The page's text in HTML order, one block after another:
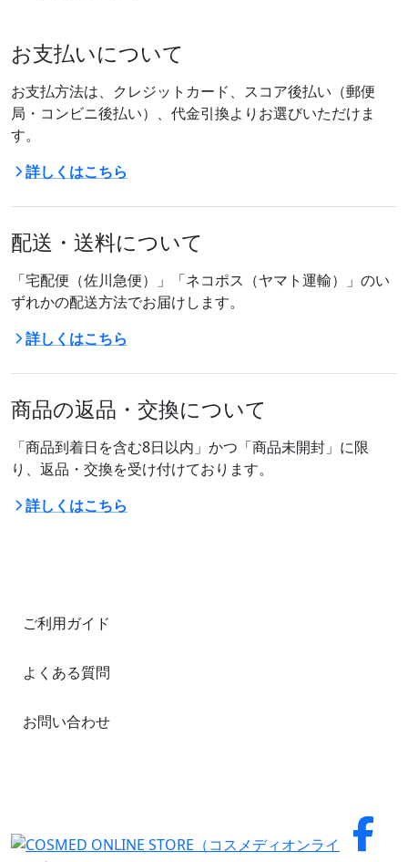
お支払いについて
お支払方法は、クレジットカード、スコア後払い（郵便
局・コンビニ後払い）、代金引換よりお選びいただけま
す。
詳しくはこちら
配送・送料について
「宅配便（佐川急便）」「ネコポス（ヤマト運輸）」のい
ずれかの配送方法でお届けします。
詳しくはこちら
商品の返品・交換について
「商品到着日を含む8日以内」かつ「商品未開封」に限
り、返品・交換を受け付けております。
詳しくはこちら
ご利用ガイド
よくある質問
お問い合わせ